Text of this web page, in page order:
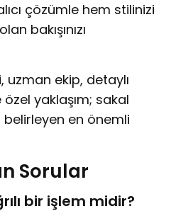
çözümle hem stilinizi
bakışınızı
uzman ekip, detaylı
yaklaşım; sakal
belirleyen en önemli
Sorular
bir işlem midir?